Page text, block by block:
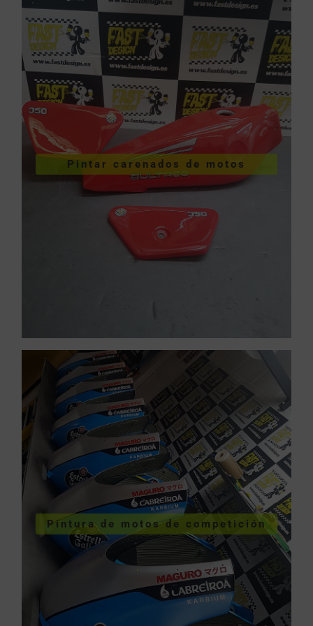
Pintar carenados de motos
Pintar carenados de
motos
VER PINTURA DE CARENADOS
Pintura de motos de competición
Pintura de motos de
competición
VER PINTURA MOTOS
COMPETICIÓN